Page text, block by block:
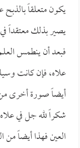
يكون متعلقاً بالذبح
يصير بذلك معتقداً
فبعد أن ينطمس
علاه، فإن كانت
أيضاً صورة أخرى
شكراً لله جل في
العين فهذا أيضاً